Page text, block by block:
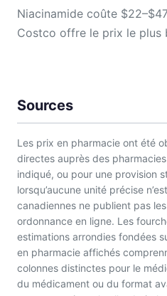
Niacinamide coûte
Costco offre le prix le plus
Sources
Les prix en pharmacie ont été
directes auprès des
indiqué, ou pour une provision
lorsqu’aucune unité précise
canadiennes ne publient pas
ordonnance en ligne. Les
estimations arrondies fondées
en pharmacie affichés
colonnes distinctes pour le
du médicament ou du format